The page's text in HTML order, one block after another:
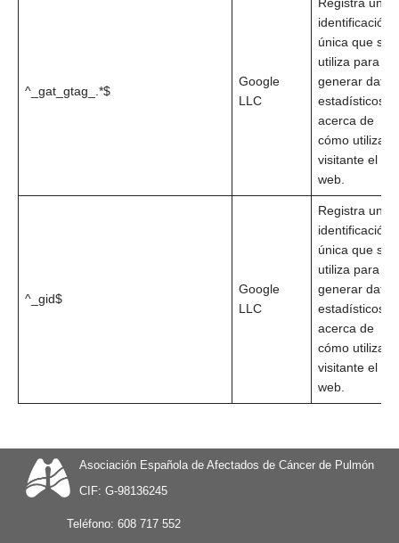
^_gat_gtag_.*$
Google
LLC
Registra una
identificación
única que se
utiliza para
generar datos
estadísticos
acerca de
cómo utiliza el
visitante el
web.
^_gid$
Google
LLC
Registra una
identificación
única que se
utiliza para
generar datos
estadísticos
acerca de
cómo utiliza el
visitante el
web.
Asociación Española de Afectados de Cáncer de Pulmón
CIF: G-98136245
Teléfono: 608 717 552